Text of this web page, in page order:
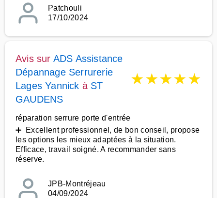
Patchouli
17/10/2024
Avis sur ADS Assistance
Dépannage Serrurerie
Lages Yannick à ST
GAUDENS
★★★★★
réparation serrure porte d'entrée
➕ Excellent professionnel, de bon conseil, propose
les options les mieux adaptées à la situation.
Efficace, travail soigné. A recommander sans
réserve.
JPB-Montréjeau
04/09/2024